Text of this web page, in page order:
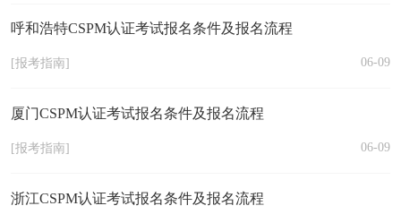
呼和浩特CSPM认证考试报名条件及报名流程
[报考指南] 06-09
厦门CSPM认证考试报名条件及报名流程
[报考指南] 06-09
浙江CSPM认证考试报名条件及报名流程